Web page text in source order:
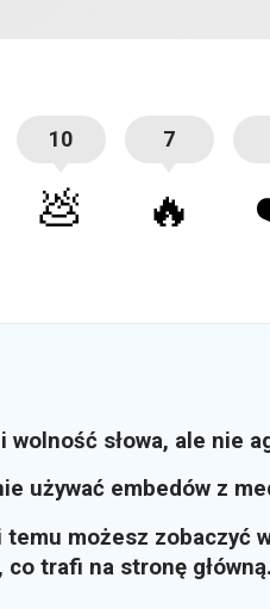
10
💩
7
🔥
słowa, ale nie
używać embedów z
możesz zobaczyć
, co trafi na stronę główną.